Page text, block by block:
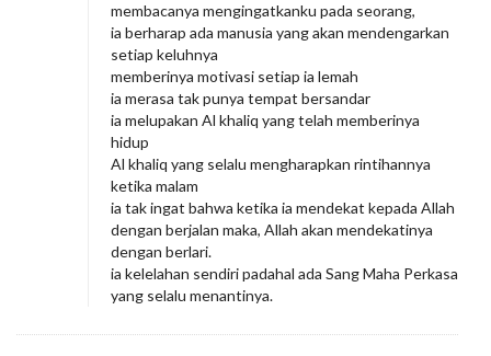
n
t
a
I
t
u
M
e
l
e
membacanya mengingatkanku pada seorang,
ia berharap ada manusia yang akan mendengarkan
setiap keluhnya
memberinya motivasi setiap ia lemah
ia merasa tak punya tempat bersandar
ia melupakan Al khaliq yang telah memberinya
hidup
Al khaliq yang selalu mengharapkan rintihannya
ketika malam
ia tak ingat bahwa ketika ia mendekat kepada Allah
dengan berjalan maka, Allah akan mendekatinya
dengan berlari.
ia kelelahan sendiri padahal ada Sang Maha Perkasa
yang selalu menantinya.